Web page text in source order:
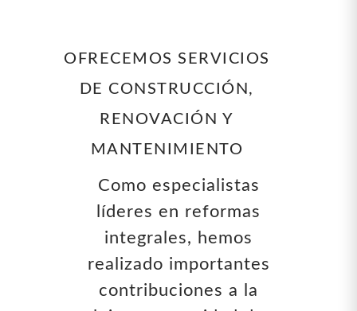
OFRECEMOS SERVICIOS
DE CONSTRUCCIÓN,
RENOVACIÓN Y
MANTENIMIENTO
Como especialistas
líderes en reformas
integrales, hemos
realizado importantes
contribuciones a la